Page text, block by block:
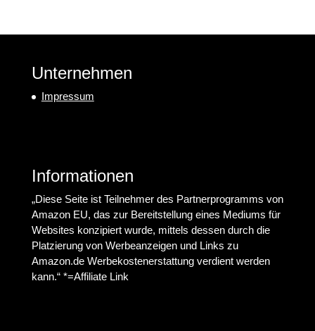
Unternehmen
Impressum
Informationen
„Diese Seite ist Teilnehmer des Partnerprogramms von
Amazon EU, das zur Bereitstellung eines Mediums für
Websites konzipiert wurde, mittels dessen durch die
Platzierung von Werbeanzeigen und Links zu
Amazon.de Werbekostenerstattung verdient werden
kann.“ *=Affiliate Link